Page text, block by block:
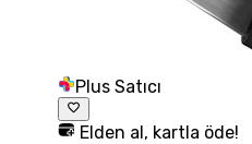
Plus Satıcı
Elden al, kartla öde!